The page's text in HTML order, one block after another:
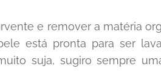
e remover a matéria
está pronta para ser
suja, sugiro sempre